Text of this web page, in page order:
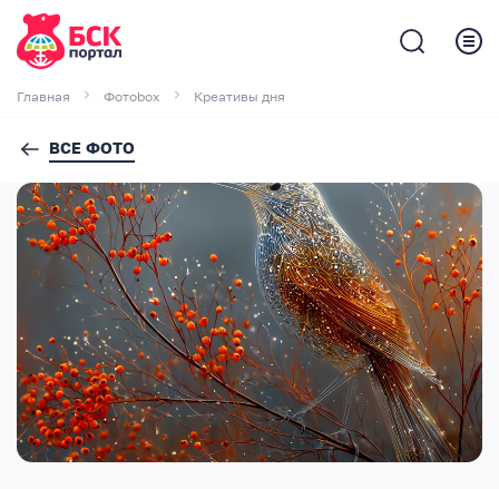
Главная Фотоbox Креативы дня
ВСЕ ФОТО